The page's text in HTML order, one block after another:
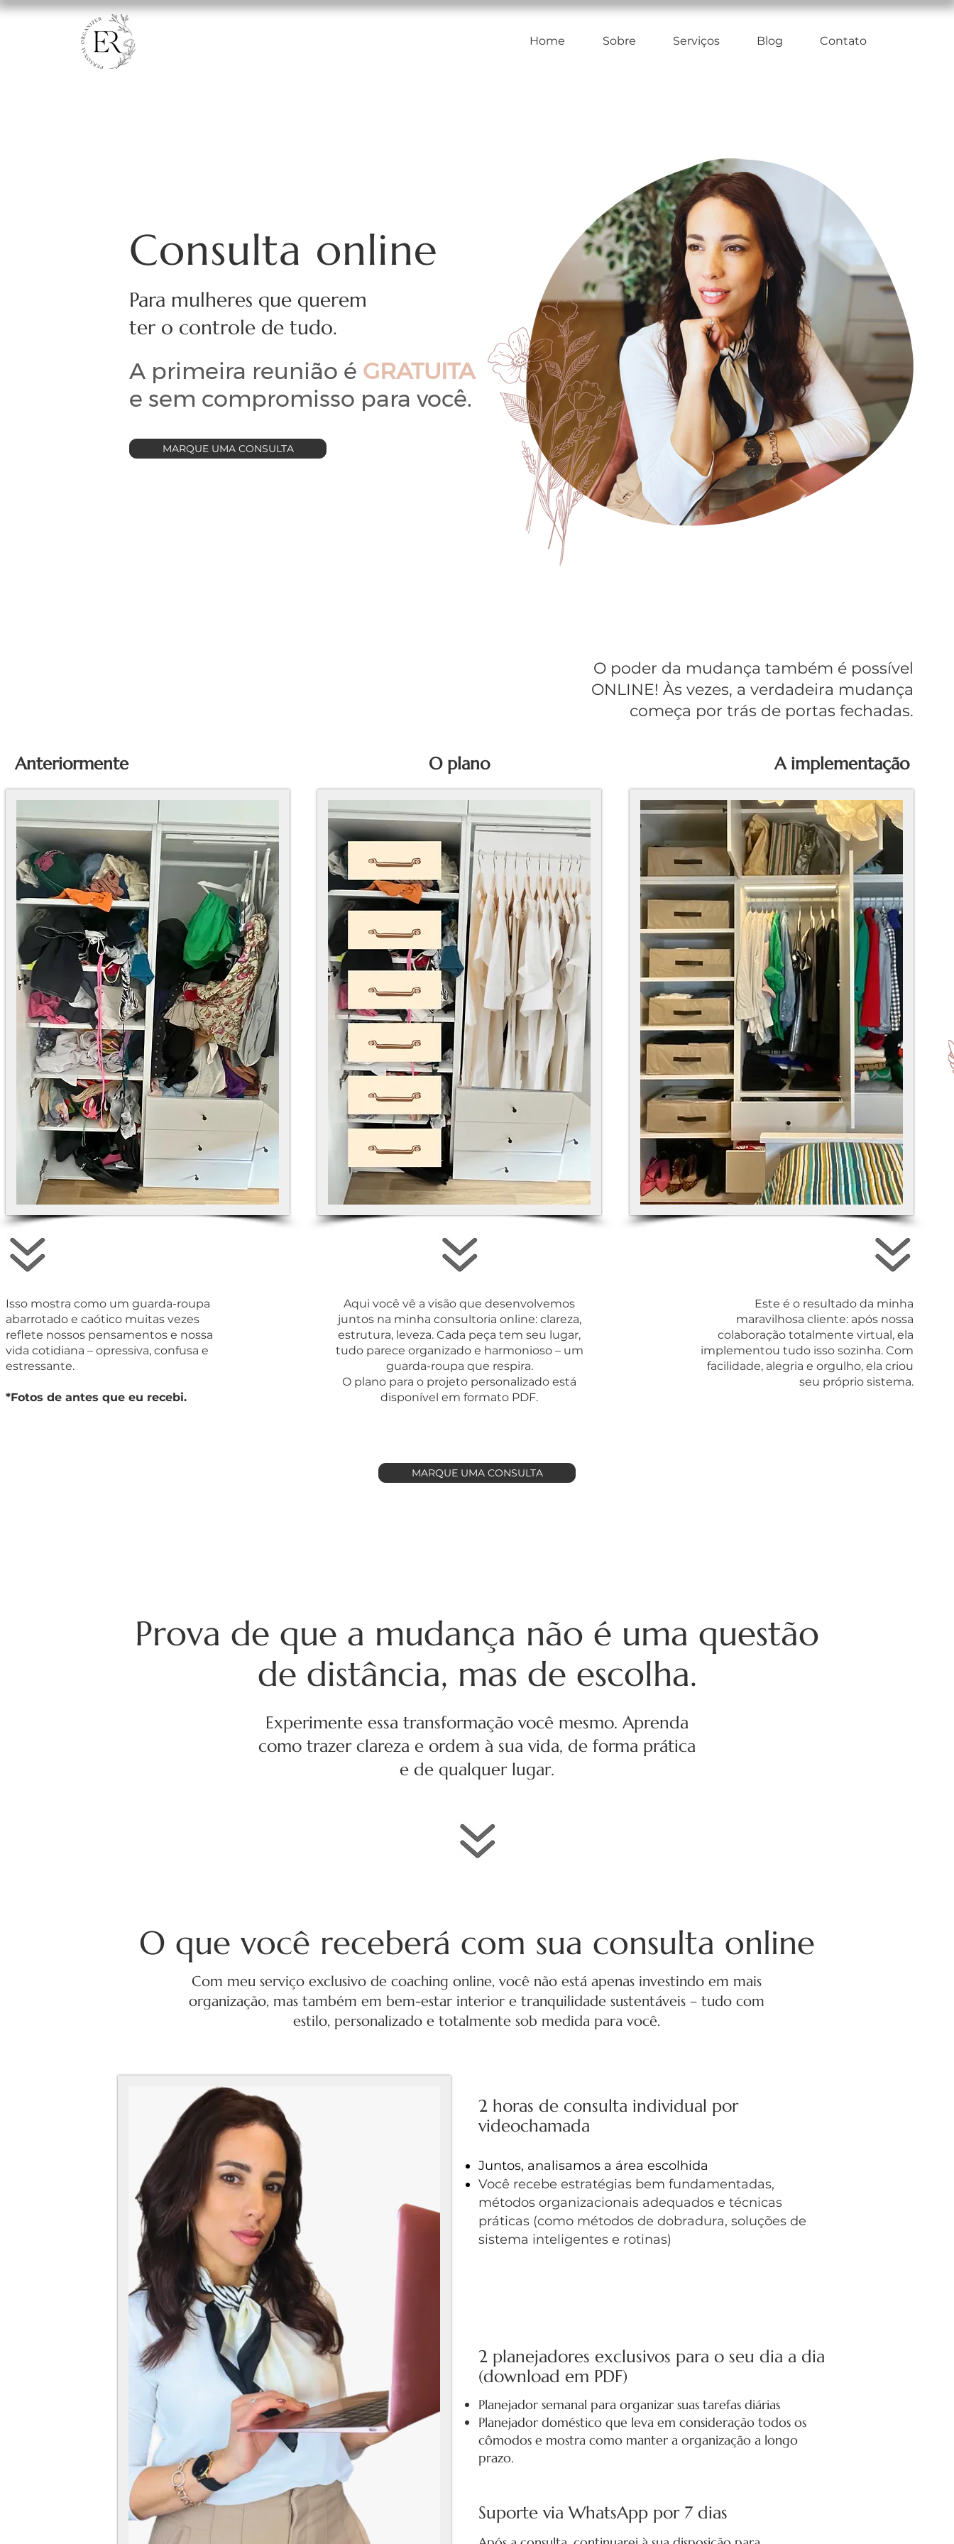
Home Sobre Serviços Blog Contato
Consulta online
Para mulheres que querem
ter o controle de tudo.
A primeira reunião é GRATUITA
e sem compromisso para você.
MARQUE UMA CONSULTA
O poder da mudança também é possível
ONLINE! Às vezes, a verdadeira mudança
começa por trás de portas fechadas.
Anteriormente
Isso mostra como um guarda-roupa
abarrotado e caótico muitas vezes
reflete nossos pensamentos e nossa
vida cotidiana – opressiva, confusa e
estressante.
*Fotos de antes que eu recebi.
O plano
Aqui você vê a visão que desenvolvemos
juntos na minha consultoria online: clareza,
estrutura, leveza. Cada peça tem seu lugar,
tudo parece organizado e harmonioso – um
guarda-roupa que respira.
O plano para o projeto personalizado está
disponível em formato PDF.
A implementação
Este é o resultado da minha
maravilhosa cliente: após nossa
colaboração totalmente virtual, ela
implementou tudo isso sozinha. Com
facilidade, alegria e orgulho, ela criou
seu próprio sistema.
MARQUE UMA CONSULTA
Prova de que a mudança não é uma questão
de distância, mas de escolha.
Experimente essa transformação você mesmo. Aprenda
como trazer clareza e ordem à sua vida, de forma prática
e de qualquer lugar.
O que você receberá com sua consulta online
Com meu serviço exclusivo de coaching online, você não está apenas investindo em mais
organização, mas também em bem-estar interior e tranquilidade sustentáveis ​​– tudo com
estilo, personalizado e totalmente sob medida para você.
2 horas de consulta individual por
videochamada​​
​Juntos, analisamos a área escolhida
Você recebe estratégias bem fundamentadas,
métodos organizacionais adequados e técnicas
práticas (como métodos de dobradura, soluções de
sistema inteligentes e rotinas)
2 planejadores exclusivos para o seu dia a dia
(download em PDF)
Planejador semanal para organizar suas tarefas diárias
Planejador doméstico que leva em consideração todos os
cômodos e mostra como manter a organização a longo
prazo.
​Suporte via WhatsApp por 7 dias